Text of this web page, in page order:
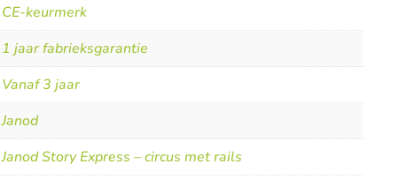
CE-keurmerk
1 jaar fabrieksgarantie
Vanaf 3 jaar
Janod
Janod Story Express – circus met rails